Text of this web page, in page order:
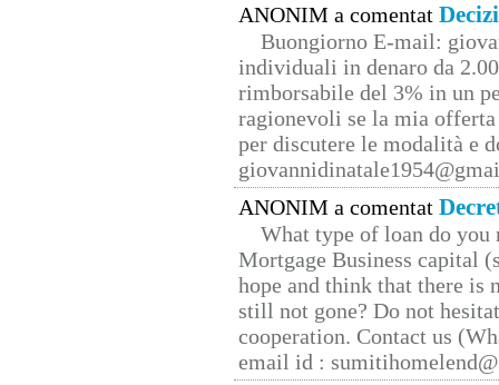
ANONIM a comentat
Buongiorno E-mail:
individuali in denaro da
rimborsabile del 3% in un
ragionevoli se la mia
per discutere le modalità e
ANONIM a comentat
What type of loan do you
Mortgage Business capital
hope and think that there is
still not gone? Do not
cooperation. Contact us
email id :